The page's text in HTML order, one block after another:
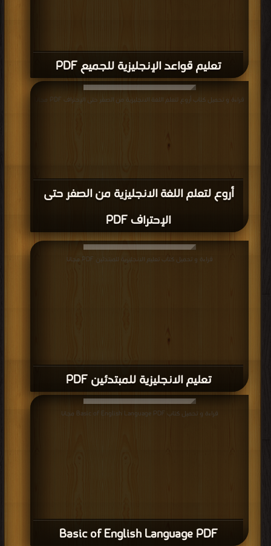
تعليم قواعد الإنجليزية للجميع PDF
أروع لتعلم اللغة الانجليزية من الصفر حتى
الإحتراف PDF
قراءة و تحميل كتاب أروع لتعلم اللغة الانجليزية من الصفر حتى الإحتراف PDF مجانا
تعليم الانجليزية للمبتدئين PDF
قراءة و تحميل كتاب تعليم الانجليزية للمبتدئين PDF مجانا
Basic of English Language PDF
قراءة و تحميل كتاب Basic of English Language PDF مجانا